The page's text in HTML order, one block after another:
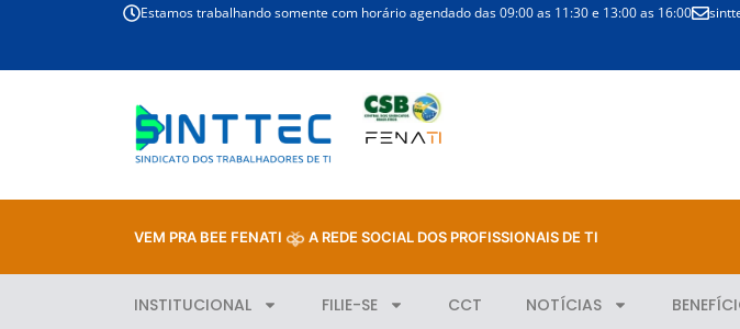
Estamos trabalhando somente com horário agendado das 09:00 as 11:30 e 13:00 as 16:00
VEM PRA BEE FENATI A REDE SOCIAL DOS PROFISSIONAIS DE TI
INSTITUCIONAL FILIE-SE CCT NOTÍCIAS